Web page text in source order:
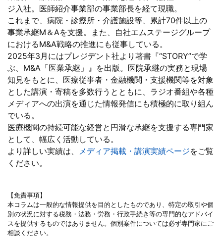
ジ入社。医師紹介事業部の事業部長を経て現職。
これまで、病院・診療所・介護施設等、累計70件以上の
事業承継M＆Aを支援。また、自社エムステージグループ
におけるM&A戦略の推進にも従事している。
2025年3月にはプレジデント社より著書『“STORY”で学
ぶ、M&A「医業承継」』を出版。医院承継の実務と現場
知見をもとに、医療従事者・金融機関・支援機関等を対象
とした講演・寄稿を多数行うとともに、ラジオ番組や各種
メディアへの出演を通じた情報発信にも積極的に取り組ん
でいる。
医療機関の持続可能な経営と円滑な承継を支援する専門家
として、幅広く活動している。
より詳しい実績は、
メディア掲載・講演実績ページをご覧
ください。
【免責事項】
本コラムは一般的な情報提供を目的としたものであり、特定の取引や個
別の状況に対する税務・法務・労務・行政手続き等の専門的なアドバイ
スを提供するものではありません。個別案件については必ず専門家にご
相談ください。